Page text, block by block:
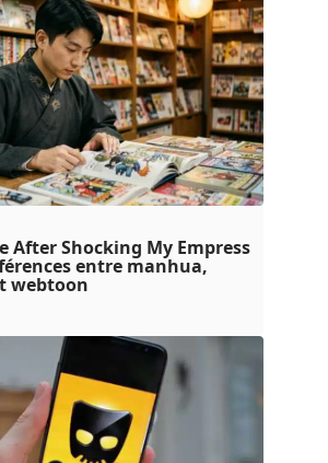
After Shocking My Empress
entre manhua,
webtoon